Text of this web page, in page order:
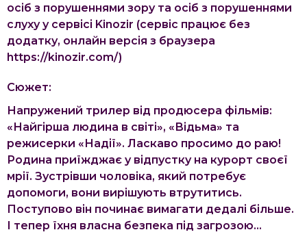
осіб з порушеннями зору та осіб з порушеннями
слуху у сервісі Kinozir (сервіс працює без
додатку, онлайн версія з браузера
https://kinozir.com/)
Сюжет:
Напружений трилер від продюсера фільмів:
«Найгірша людина в світі», «Відьма» та
режисерки «Надії». Ласкаво просимо до раю!
Родина приїжджає у відпустку на курорт своєї
мрії. Зустрівши чоловіка, який потребує
допомоги, вони вирішують втрутитись.
Поступово він починає вимагати дедалі більше.
І тепер їхня власна безпека під загрозою...